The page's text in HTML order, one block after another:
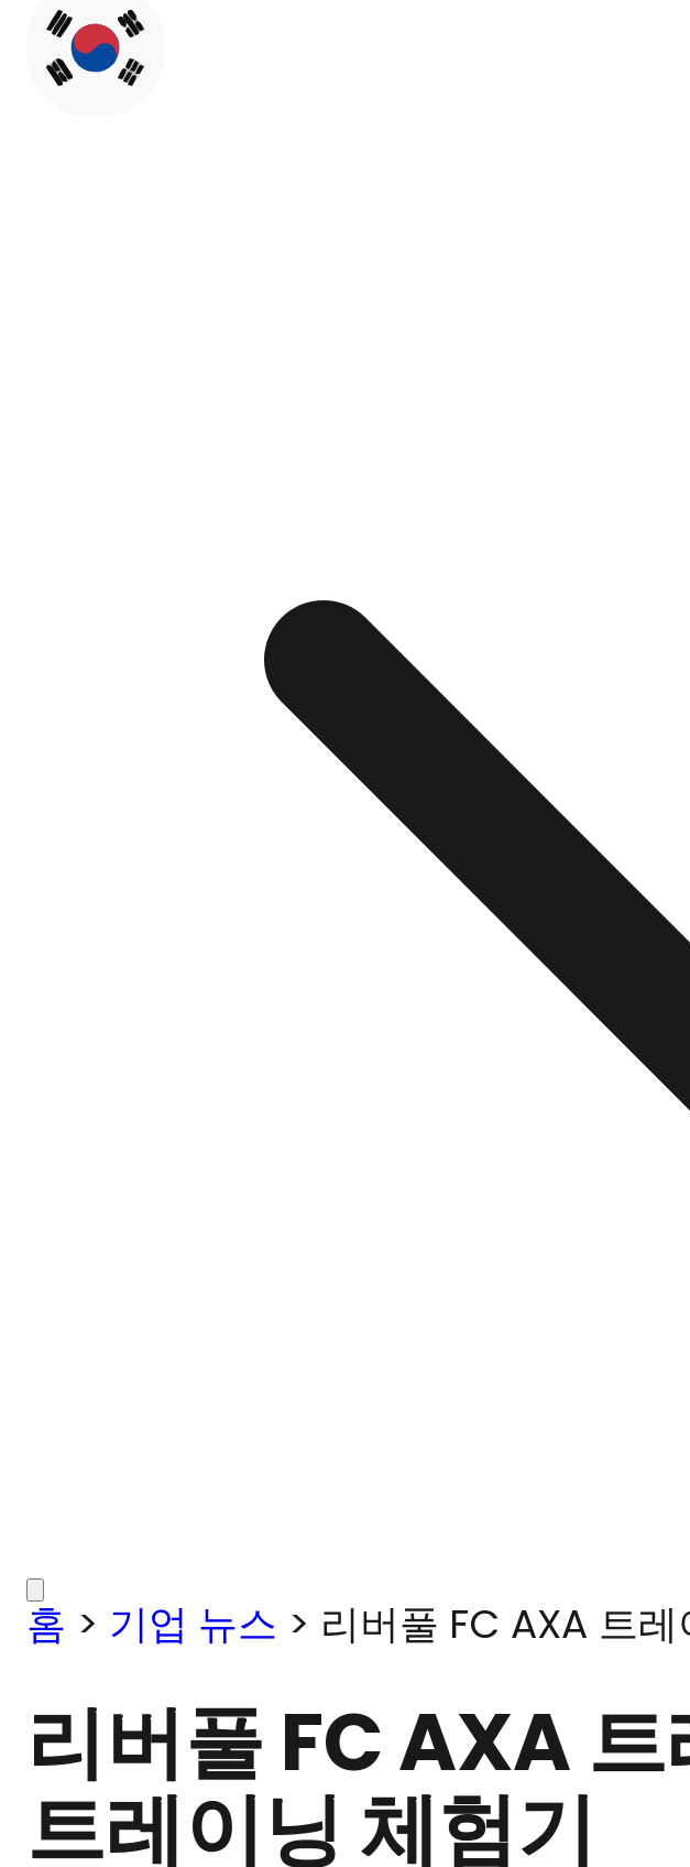
홈 > 기업 뉴스 > 리버풀 FC AXA 트
리버풀 FC AXA
트레이닝 체험기